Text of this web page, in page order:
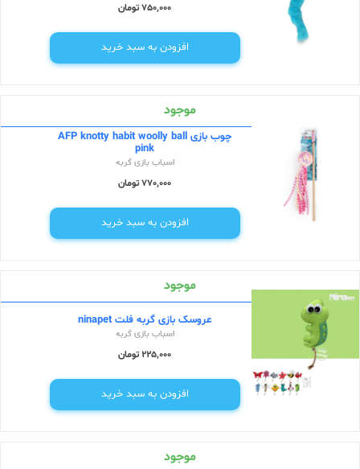
750,000 تومان
افزودن به سبد خرید
موجود
چوب بازی AFP knotty habit woolly ball
pink
اسباب بازی گربه
770,000 تومان
افزودن به سبد خرید
موجود
عروسک بازی گربه فلت ninapet
اسباب بازی گربه
225,000 تومان
افزودن به سبد خرید
موجود